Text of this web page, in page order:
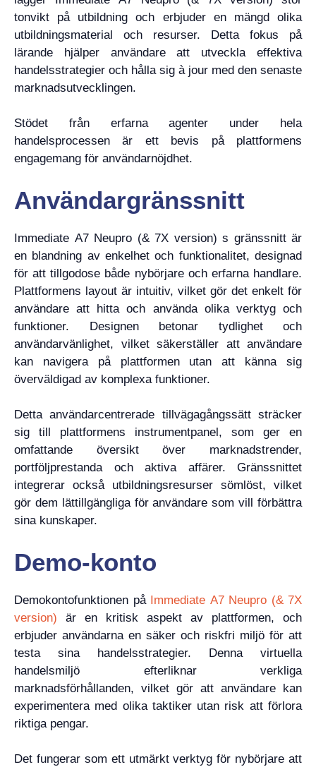
tonvikt på utbildning och erbjuder en mängd olika
utbildningsmaterial och resurser. Detta fokus på
lärande hjälper användare att utveckla effektiva
handelsstrategier och hålla sig à jour med den senaste
marknadsutvecklingen.
Stödet från erfarna agenter under hela
handelsprocessen är ett bevis på plattformens
engagemang för användarnöjdhet.
Användargränssnitt
Immediate A7 Neupro (& 7X version) s gränssnitt är
en blandning av enkelhet och funktionalitet, designad
för att tillgodose både nybörjare och erfarna handlare.
Plattformens layout är intuitiv, vilket gör det enkelt för
användare att hitta och använda olika verktyg och
funktioner. Designen betonar tydlighet och
användarvänlighet, vilket säkerställer att användare
kan navigera på plattformen utan att känna sig
överväldigad av komplexa funktioner.
Detta användarcentrerade tillvägagångssätt sträcker
sig till plattformens instrumentpanel, som ger en
omfattande översikt över marknadstrender,
portföljprestanda och aktiva affärer. Gränssnittet
integrerar också utbildningsresurser sömlöst, vilket
gör dem lättillgängliga för användare som vill förbättra
sina kunskaper.
Demo-konto
Demokontofunktionen på Immediate A7 Neupro (& 7X
version) är en kritisk aspekt av plattformen, och
erbjuder användarna en säker och riskfri miljö för att
testa sina handelsstrategier. Denna virtuella
handelsmiljö efterliknar verkliga
marknadsförhållanden, vilket gör att användare kan
experimentera med olika taktiker utan risk att förlora
riktiga pengar.
Det fungerar som ett utmärkt verktyg för nybörjare att